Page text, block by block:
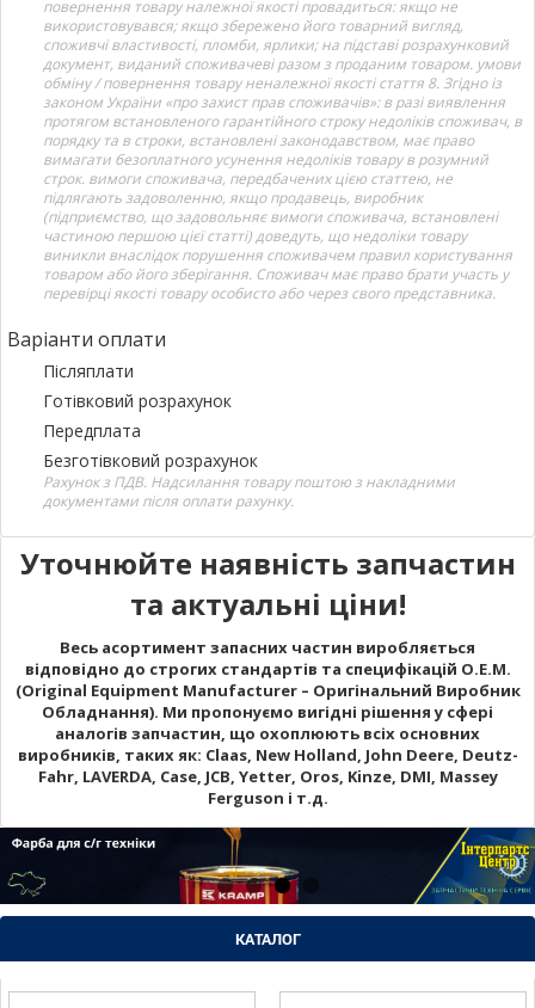
повернення товару належної якості провадиться: якщо не
використовувався; якщо збережено його товарний вигляд,
споживчі властивості, пломби, ярлики; на підставі розрахунковий
документ, виданий споживачеві разом з проданим товаром. умови
обміну / повернення товару неналежної якості стаття 8. Згідно із
законом України «про захист прав споживачів»: в разі виявлення
протягом встановленого гарантійного строку недоліків споживач, в
порядку та в строки, встановлені законодавством, має право
вимагати безоплатного усунення недоліків товару в розумний
строк. вимоги споживача, передбачених цією статтею, не
підлягають задоволенню, якщо продавець, виробник
(підприємство, що задовольняє вимоги споживача, встановлені
частиною першою цієї статті) доведуть, що недоліки товару
виникли внаслідок порушення споживачем правил користування
товаром або його зберігання. Споживач має право брати участь у
перевірці якості товару особисто або через свого представника.
Варіанти оплати
Післяплати
Готівковий розрахунок
Передплата
Безготівковий розрахунок
Рахунок з ПДВ. Надсилання товару поштою з накладними
документами після оплати рахунку.
Уточнюйте наявність запчастин
та актуальні ціни!
Весь асортимент запасних частин виробляється
відповідно до строгих стандартів та специфікацій O.E.M.
(Original Equipment Manufacturer – Оригінальний Виробник
Обладнання). Ми пропонуємо вигідні рішення у сфері
аналогів запчастин, що охоплюють всіх основних
виробників, таких як: Claas, New Holland, John Deere, Deutz-
Fahr, LAVERDA, Case, JCB, Yetter, Oros, Kinze, DMI, Massey
Ferguson і т.д.
КАТАЛОГ